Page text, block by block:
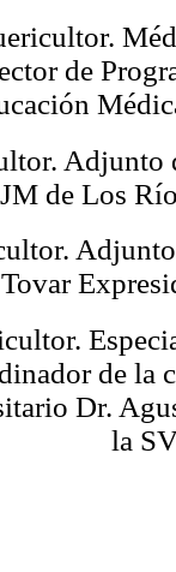
de
de Los
de la
Dr.
la